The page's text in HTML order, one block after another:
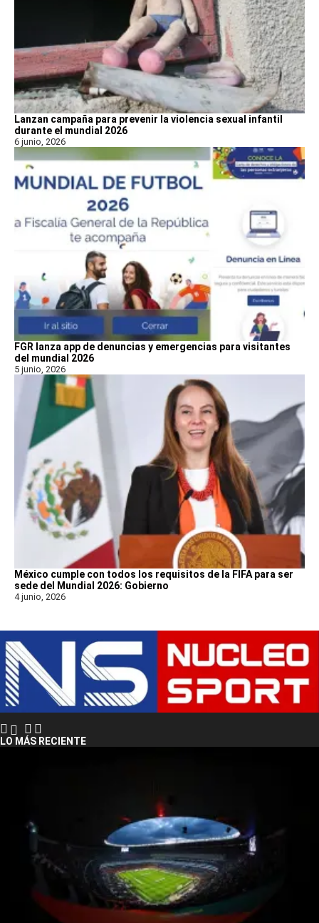
Lanzan campaña para prevenir la violencia sexual infantil
durante el mundial 2026
6 junio, 2026
FGR lanza app de denuncias y emergencias para visitantes
del mundial 2026
5 junio, 2026
México cumple con todos los requisitos de la FIFA para ser
sede del Mundial 2026: Gobierno
4 junio, 2026
LO MÁS RECIENTE